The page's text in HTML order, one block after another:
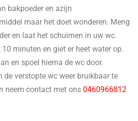
bakpoeder en azijn
maar het doet wonderen. Meng
en laat het schuimen in uw wc.
minuten en giet er heet water op.
en spoel hierna de wc door.
de verstopte wc weer bruikbaar te
neem contact met ons 0460966812